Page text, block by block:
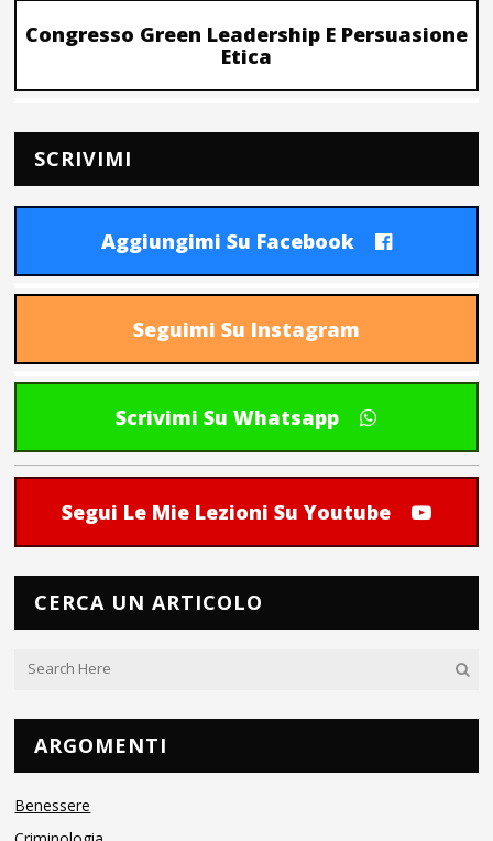
Congresso Green Leadership E Persuasione
Etica
SCRIVIMI
Aggiungimi Su Facebook
Seguimi Su Instagram
Scrivimi Su Whatsapp
Segui Le Mie Lezioni Su Youtube
CERCA UN ARTICOLO
ARGOMENTI
Benessere